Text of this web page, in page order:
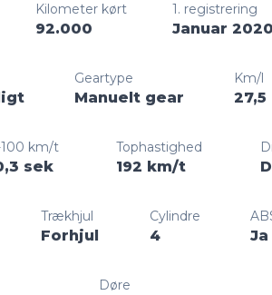
Kilometer kørt
92.000
1. registrering
Januar 2020
Geartype
Manuelt gear
Km/l
27,5
km/t
sek
Tophastighed
192 km/t
Trækhjul
Forhjul
Cylindre
4 Ja
Døre